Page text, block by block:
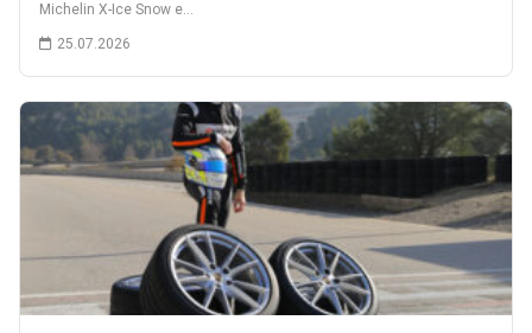
Michelin X-Ice Snow e…
25.07.2026